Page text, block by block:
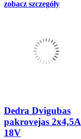
zobacz szczegóły
Dedra Dvigubas
pakrovejas 2x4,5A
18V